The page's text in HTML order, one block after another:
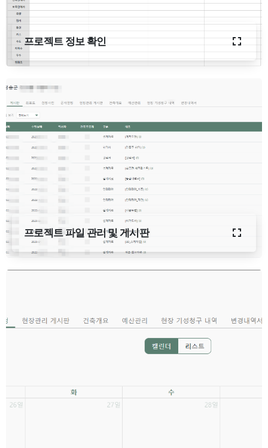
프로젝트 정보 확인
프로젝트 파일 관리 및 게시판